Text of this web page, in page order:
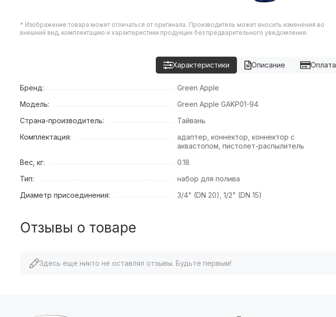
* Изображение товара может отличаться от оригинала. Производитель может вносить изменения во
внешний вид, комплектацию и характеристики продукции без предварительного уведомления.
Описание
Характеристики Оплата
Бренд:
Green Apple
Модель:
Green Apple GAKP01-94
Страна-производитель:
Тайвань
Комплектация:
адаптер, коннектор, коннектор с
аквастопом, пистолет-распылитель
Вес, кг:
0.18
Тип:
набор для полива
Диаметр присоединения:
3/4" (DN 20), 1/2" (DN 15)
Отзывы о товаре
Здесь еще никто не оставлял отзывы. Будьте первым!